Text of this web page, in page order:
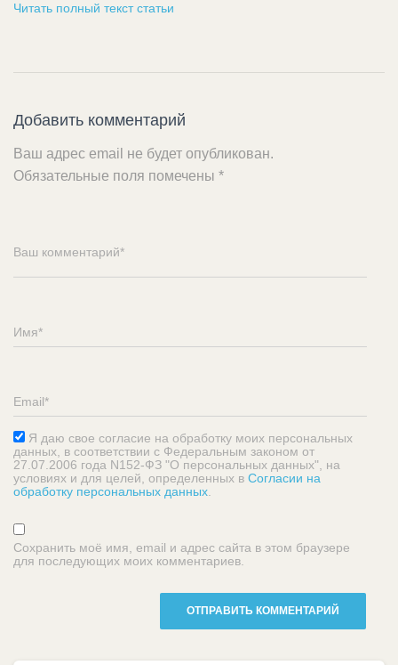
Читать полный текст статьи
Добавить комментарий
Ваш адрес email не будет опубликован.
Обязательные поля помечены *
Я даю свое согласие на обработку моих персональных
данных, в соответствии с Федеральным законом от
27.07.2006 года N152-ФЗ "О персональных данных", на
условиях и для целей, определенных в Согласии на
обработку персональных данных
Сохранить моё имя, email и адрес сайта в этом браузере
для последующих моих комментариев.